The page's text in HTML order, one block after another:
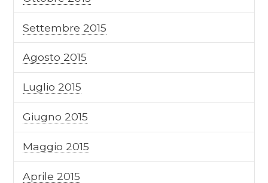
Settembre 2015
Agosto 2015
Luglio 2015
Giugno 2015
Maggio 2015
Aprile 2015